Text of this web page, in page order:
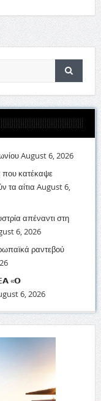
August 6, 2026
κατέκαψε
τα αίτια August 6,
απέναντι στη
6, 2026
ραντεβού
«𝝤
6, 2026